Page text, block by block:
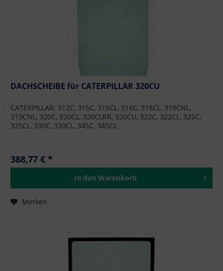
DACHSCHEIBE für CATERPILLAR 320CU
CATERPILLAR: 312C, 315C, 315CL, 318C, 318CL, 318CNL,
319CNL, 320C, 320CL, 320CLRR, 320CU, 322C, 322CL, 325C,
325CL, 330C, 330CL, 345C, 345CL
388,77 € *
In den Warenkorb
Merken